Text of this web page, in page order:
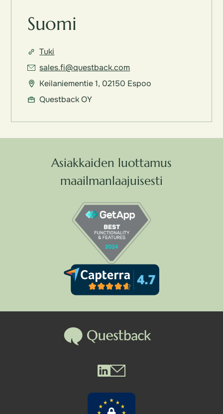
Suomi
Tuki
sales.fi@questback.com
Keilaniementie 1, 02150 Espoo
Questback OY
Asiakkaiden luottamus
maailmanlaajuisesti
Questback LinkedIn
Questback Mail